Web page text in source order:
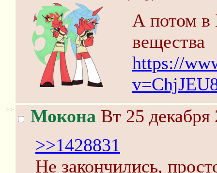
А потом в
вещества
https://
>> Мокона Вт 25
>>1428831
Не закончились,